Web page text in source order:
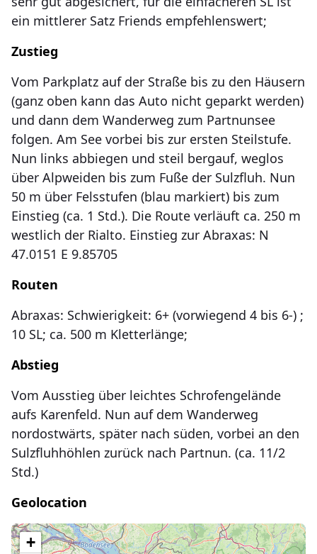
ein mittlerer Satz Friends empfehlenswert;
Zustieg
Vom Parkplatz auf der Straße bis zu den Häusern
(ganz oben kann das Auto nicht geparkt werden)
und dann dem Wanderweg zum Partnunsee
folgen. Am See vorbei bis zur ersten Steilstufe.
Nun links abbiegen und steil bergauf, weglos
über Alpweiden bis zum Fuße der Sulzfluh. Nun
50 m über Felsstufen (blau markiert) bis zum
Einstieg (ca. 1 Std.). Die Route verläuft ca. 250 m
westlich der Rialto. Einstieg zur Abraxas: N
47.0151 E 9.85705
Routen
Abraxas: Schwierigkeit: 6+ (vorwiegend 4 bis 6-) ;
10 SL; ca. 500 m Kletterlänge;
Abstieg
Vom Ausstieg über leichtes Schrofengelände
aufs Karenfeld. Nun auf dem Wanderweg
nordostwärts, später nach süden, vorbei an den
Sulzfluhhöhlen zurück nach Partnun. (ca. 11/2
Std.)
Geolocation
Lade Karte...
+